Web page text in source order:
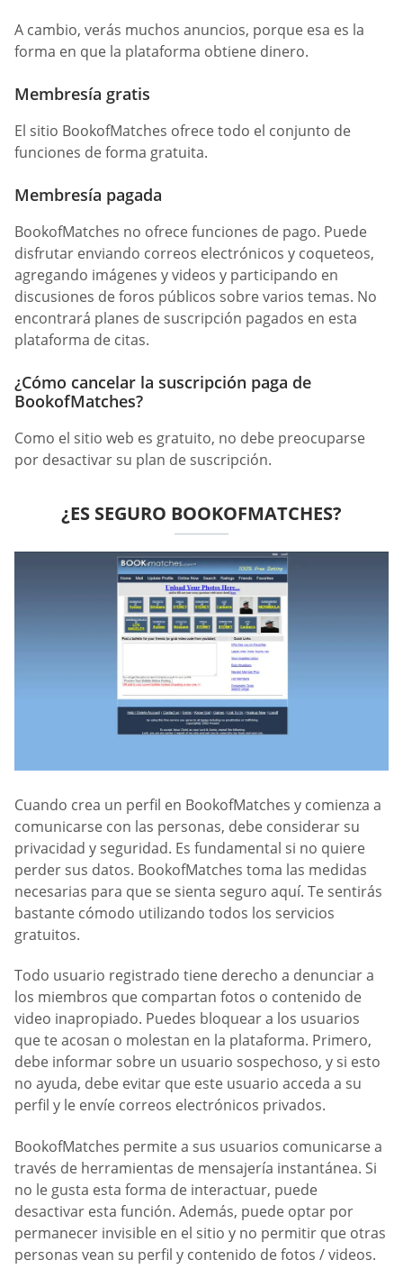
A cambio, verás muchos anuncios, porque esa es la
forma en que la plataforma obtiene dinero.
Membresía gratis
El sitio BookofMatches ofrece todo el conjunto de
funciones de forma gratuita.
Membresía pagada
BookofMatches no ofrece funciones de pago. Puede
disfrutar enviando correos electrónicos y coqueteos,
agregando imágenes y videos y participando en
discusiones de foros públicos sobre varios temas. No
encontrará planes de suscripción pagados en esta
plataforma de citas.
¿Cómo cancelar la suscripción paga de
BookofMatches?
Como el sitio web es gratuito, no debe preocuparse
por desactivar su plan de suscripción.
¿ES SEGURO BOOKOFMATCHES?
Cuando crea un perfil en BookofMatches y comienza a
comunicarse con las personas, debe considerar su
privacidad y seguridad. Es fundamental si no quiere
perder sus datos. BookofMatches toma las medidas
necesarias para que se sienta seguro aquí. Te sentirás
bastante cómodo utilizando todos los servicios
gratuitos.
Todo usuario registrado tiene derecho a denunciar a
los miembros que compartan fotos o contenido de
video inapropiado. Puedes bloquear a los usuarios
que te acosan o molestan en la plataforma. Primero,
debe informar sobre un usuario sospechoso, y si esto
no ayuda, debe evitar que este usuario acceda a su
perfil y le envíe correos electrónicos privados.
BookofMatches permite a sus usuarios comunicarse a
través de herramientas de mensajería instantánea. Si
no le gusta esta forma de interactuar, puede
desactivar esta función. Además, puede optar por
permanecer invisible en el sitio y no permitir que otras
personas vean su perfil y contenido de fotos / videos.